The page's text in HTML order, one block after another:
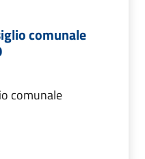
comunale
comunale